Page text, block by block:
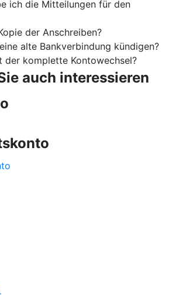
ich die Mitteilungen für den
der Anschreiben?
alte Bankverbindung kündigen?
der komplette Kontowechsel?
auch interessieren